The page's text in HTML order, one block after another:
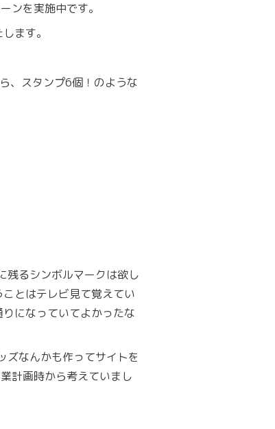
を実施中です。
ます。
、スタンプ6個！のような
残るシンボルマークは欲し
とはテレビ見て覚えてい
になっていてよかったな
ズなんかも作ってサイトを
計画時から考えていまし